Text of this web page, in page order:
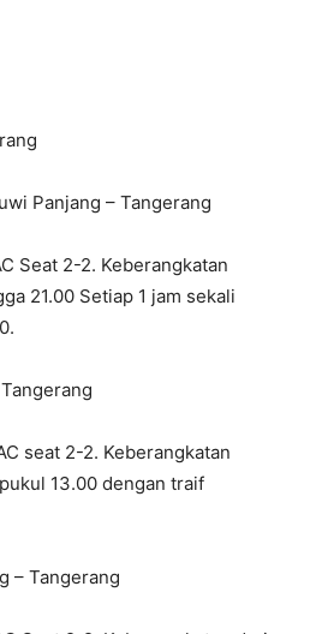
Panjang – Tangerang
Seat 2-2. Keberangkatan
21.00 Setiap 1 jam sekali
seat 2-2. Keberangkatan
13.00 dengan traif
Tangerang